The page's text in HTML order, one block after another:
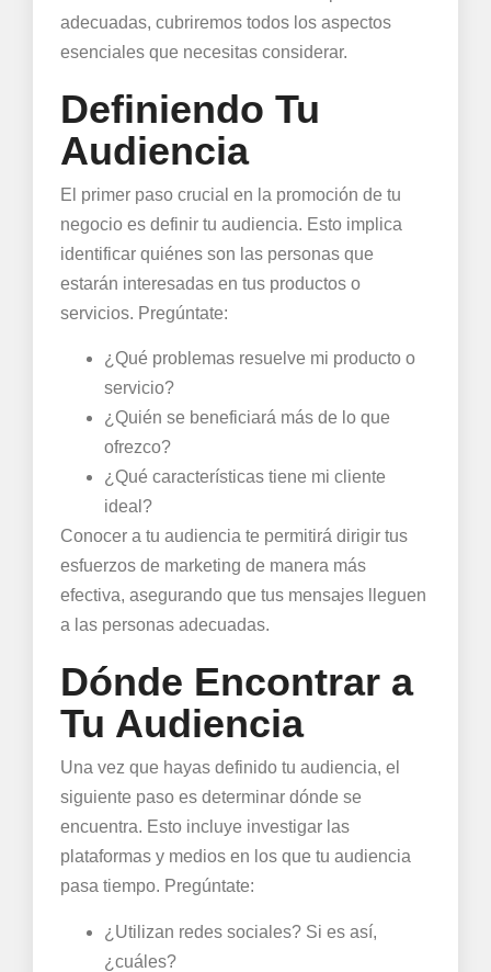
adecuadas, cubriremos todos los aspectos
esenciales que necesitas considerar.
Definiendo Tu
Audiencia
El primer paso crucial en la promoción de tu
negocio es definir tu audiencia. Esto implica
identificar quiénes son las personas que
estarán interesadas en tus productos o
servicios. Pregúntate:
¿Qué problemas resuelve mi producto o
servicio?
¿Quién se beneficiará más de lo que
ofrezco?
¿Qué características tiene mi cliente
ideal?
Conocer a tu audiencia te permitirá dirigir tus
esfuerzos de marketing de manera más
efectiva, asegurando que tus mensajes lleguen
a las personas adecuadas.
Dónde Encontrar a
Tu Audiencia
Una vez que hayas definido tu audiencia, el
siguiente paso es determinar dónde se
encuentra. Esto incluye investigar las
plataformas y medios en los que tu audiencia
pasa tiempo. Pregúntate:
¿Utilizan redes sociales? Si es así,
¿cuáles?